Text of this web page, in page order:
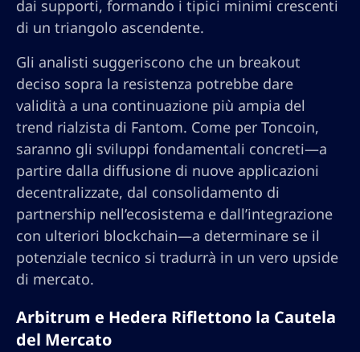
dai supporti, formando i tipici minimi crescenti
di un triangolo ascendente.
Gli analisti suggeriscono che un breakout
deciso sopra la resistenza potrebbe dare
validità a una continuazione più ampia del
trend rialzista di Fantom. Come per Toncoin,
saranno gli sviluppi fondamentali concreti—a
partire dalla diffusione di nuove applicazioni
decentralizzate, dal consolidamento di
partnership nell’ecosistema e dall’integrazione
con ulteriori blockchain—a determinare se il
potenziale tecnico si tradurrà in un vero upside
di mercato.
Arbitrum e Hedera Riflettono la Cautela
del Mercato